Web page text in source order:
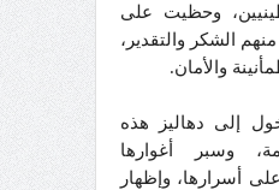
وحظيت على
الشكر والتقدير،
والأمان.
إلى دهاليز هذه
وسبر أغوارها
أسرارها، وإظهار